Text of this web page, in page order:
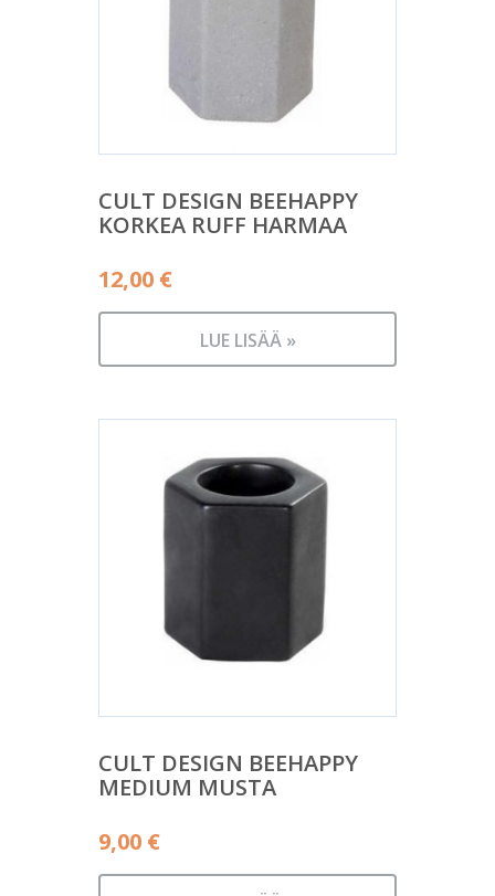
CULT DESIGN BEEHAPPY
KORKEA RUFF HARMAA
12,00 €
LUE LISÄÄ »
CULT DESIGN BEEHAPPY
MEDIUM MUSTA
9,00 €